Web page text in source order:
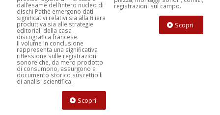
dall’esame dell’intero nucleo di
dischi Pathé emergono dati
significativi relativi sia alla filiera
produttiva sia alle strategie
editoriali della casa
discografica francese.
Il volume in conclusione
rappresenta una significativa
riflessione sulle registrazioni
sonore che, da mero prodotto
di consumono, assurgono a
documento storico suscettibili
di analisi scientifica.
Scopri
registrazioni sul campo.
Scopri
anche nei suoi aspetti più atroci
(fucilazioni, distruzioni,
rappresaglie, torture, …) o di
rapporti personali che segnano
costantemente le relazioni fra
commilitoni, subalterni o
superiori.
Scopri
spaziando dall’Africa (Silvia
Bruni, Kawkab Tawfik) al Sudest
asiatico (Lorenzo Chiarofonte,
Vincenzo Della Ratta, Luigi
Monteanni). Riccamente
illustrati e corredati di rimandi